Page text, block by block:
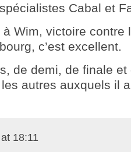
Cabal et
Wim, victoire contre
c’est excellent.
de demi, de finale
autres auxquels il
18:11